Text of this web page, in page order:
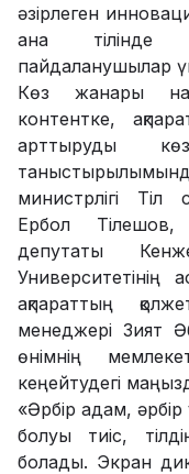
әзірлеген
ана тілінде
пайдаланушылар
Көз жанары
контентке,
арттыруды
министрлігі Тіл
Ербол Тілешов,
депутаты
Университетінің
ақпараттың
менеджері Зият
өнімнің
кеңейтудегі
«Әрбір адам, әрбір
болуы тиіс,
болады. Экран